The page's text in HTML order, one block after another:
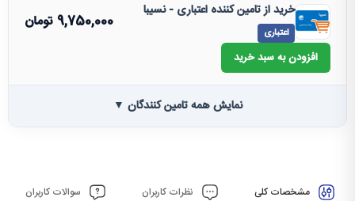
خرید از تامین کننده اعتباری - نسیبا
اعتباری
9,750,000 تومان
افزودن به سبد خرید
نمایش همه تامین کنندگان ▼
مشخصات کلی نظرات کاربران سوالات کاربران